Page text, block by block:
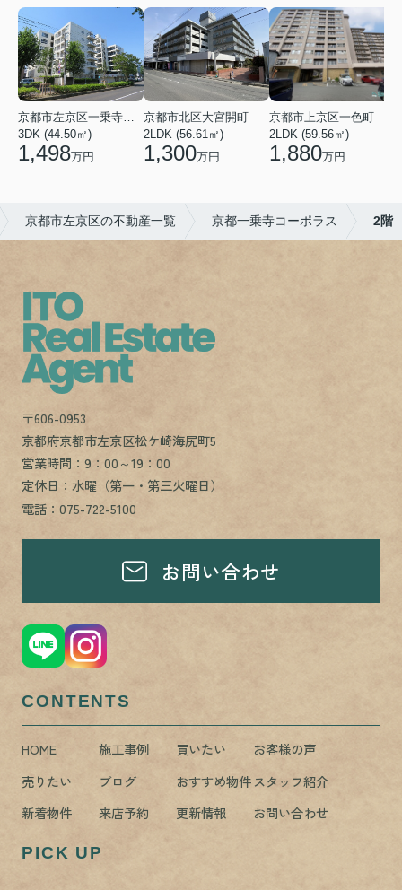
3DK (44.50㎡)
1,498万円
京都市北区大宮開町
2LDK (56.61㎡)
1,300万円
京都市上京区一色町
2LDK (59.56㎡)
1,880万円
京都市左京区の不動産一覧 京都一乗寺コーポラス 2階
〒606-0953
京都府京都市左京区松ケ崎海尻町5
営業時間：9：00～19：00
定休日：水曜（第一・第三火曜日）
電話：075-722-5100
お問い合わせ
CONTENTS
HOME 施工事例 買いたい
お客様の声
売りたい
ブログ おすすめ物件スタッフ紹介
新着物件
来店予約 更新情報 お問い合わせ
PICK UP